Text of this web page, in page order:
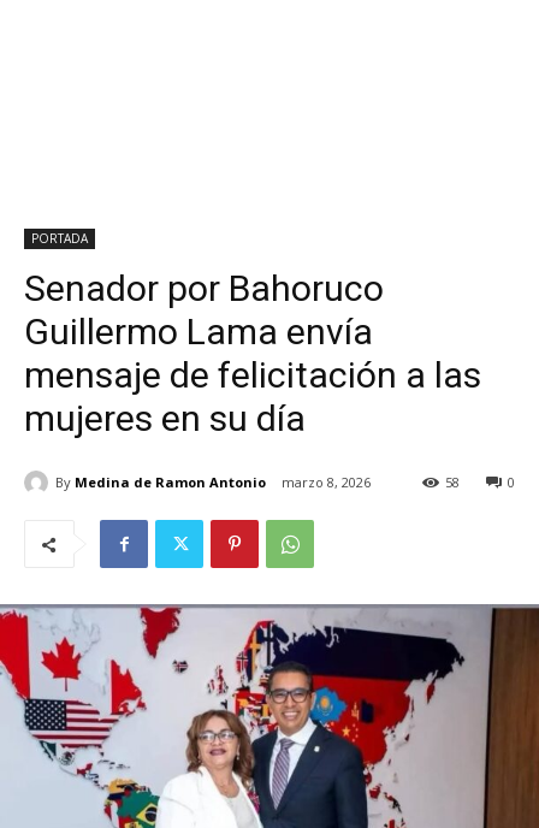
PORTADA
Senador por Bahoruco
Guillermo Lama envía
mensaje de felicitación a las
mujeres en su día
By Medina de Ramon Antonio marzo 8, 2026 0
58